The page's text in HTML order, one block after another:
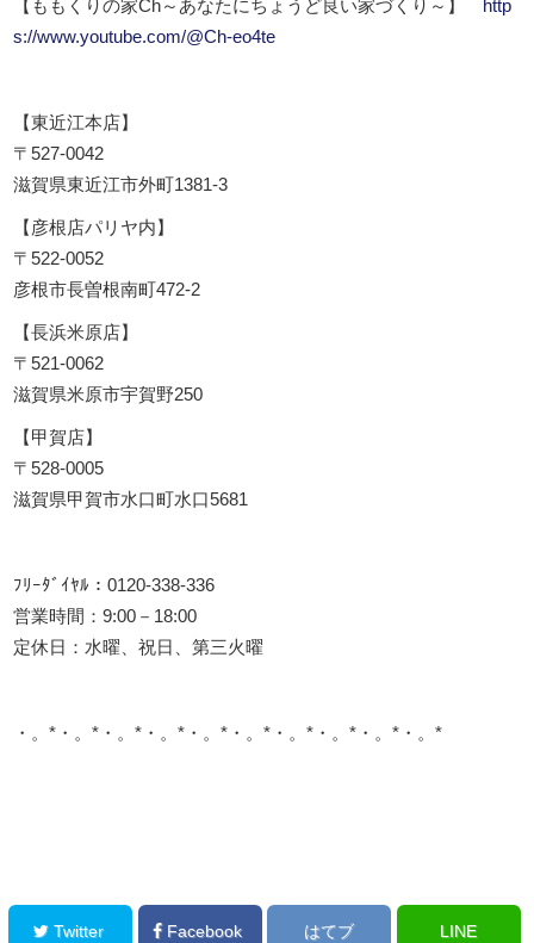
【ももくりの家Ch～あなたにちょうど良い家づくり～】
http
s://www.youtube.com/@Ch-eo4te
【東近江本店】
〒527-0042
滋賀県東近江市外町1381-3
【彦根店パリヤ内】
〒522-0052
彦根市長曽根南町472-2
【長浜米原店】
〒521-0062
滋賀県米原市宇賀野250
【甲賀店】
〒528-0005
滋賀県甲賀市水口町水口5681
ﾌﾘｰﾀﾞｲﾔﾙ：0120-338-336
営業時間：9:00－18:00
定休日：水曜、祝日、第三火曜
・。*・。*・。*・。*・。*・。*・。*・。*・。*・。*
Twitter Facebook はてブ LINE